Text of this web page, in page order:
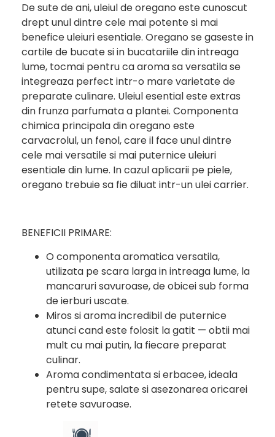
De sute de ani, uleiul de oregano este cunoscut
drept unul dintre cele mai potente si mai
benefice uleiuri esentiale. Oregano se gaseste in
cartile de bucate si in bucatariile din intreaga
lume, tocmai pentru ca aroma sa versatila se
integreaza perfect intr-o mare varietate de
preparate culinare. Uleiul esential este extras
din frunza parfumata a plantei. Componenta
chimica principala din oregano este
carvacrolul, un fenol, care il face unul dintre
cele mai versatile si mai puternice uleiuri
esentiale din lume. In cazul aplicarii pe piele,
oregano trebuie sa fie diluat intr-un ulei carrier.
BENEFICII PRIMARE:
O componenta aromatica versatila,
utilizata pe scara larga in intreaga lume, la
mancaruri savuroase, de obicei sub forma
de ierburi uscate.
Miros si aroma incredibil de puternice
atunci cand este folosit la gatit — obtii mai
mult cu mai putin, la fiecare preparat
culinar.
Aroma condimentata si erbacee, ideala
pentru supe, salate si asezonarea oricarei
retete savuroase.